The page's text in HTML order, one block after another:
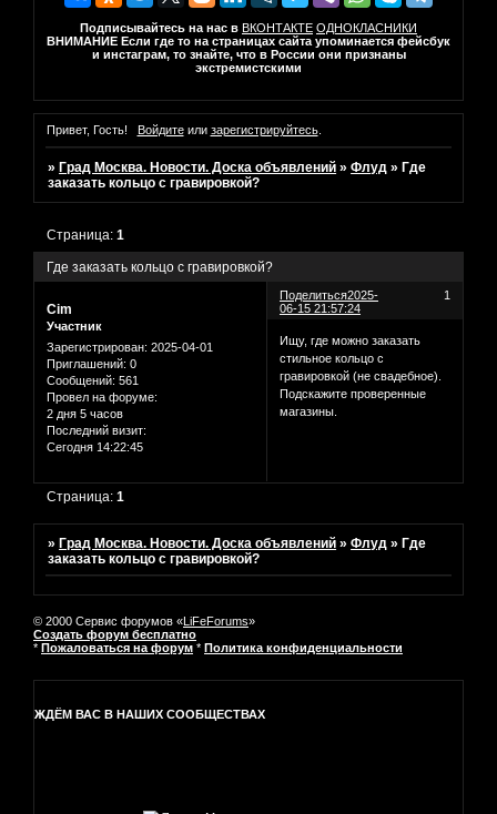
Подписывайтесь на нас в ВКОНТАКТЕ ОДНОКЛАСНИКИ
ВНИМАНИЕ Если где то на страницах сайта упоминается фейсбук
и инстаграм, то знайте, что в России они признаны
экстремистскими
Привет, Гость! Войдитеили зарегистрируйтесь.
» Град Москва. Новости. Доска объявлений »Флуд » Где
заказать кольцо с гравировкой?
Где заказать кольцо с гравировкой?
Страница:1
Поделиться 1
2025-
06-15 21:57:24
Cim
Участник
Зарегистрирован: 2025-04-01
Приглашений: 0
Сообщений: 561
Провел на форуме:
2 дня 5 часов
Последний визит:
Сегодня 14:22:45
Ищу, где можно заказать
стильное кольцо с
гравировкой (не свадебное).
Подскажите проверенные
магазины.
Страница:1
»Град Москва. Новости. Доска объявлений »Флуд »Где
заказать кольцо с гравировкой?
© 2000 Сервис форумов «LiFeForums»
Создать форум бесплатно
* Пожаловаться на форум * Политика конфиденциальности
ЖДЁМ ВАС В НАШИХ СООБЩЕСТВАХ